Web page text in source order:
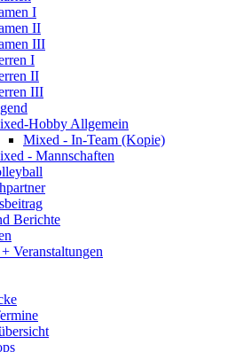
I
II
III
I
II
III
Hobby Allgemein
Mixed - In-Team (Kopie)
- Mannschaften
Berichte
Veranstaltungen